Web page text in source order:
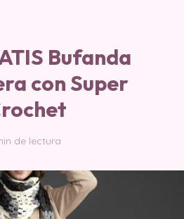
Bufanda
con Super
de lectura